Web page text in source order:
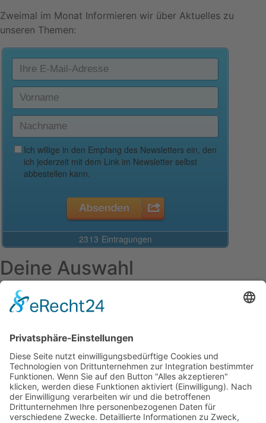
Zweimal im Monat Informieren wir über Aktuelles zu
unseren Themen:
Deine Auswahl
Startseite
Aktuelles Blog
Ausgaben online lesen
Über uns
Startseite
Datenschutzerklärung
Widerrufsbelehrung
Mediadaten 2026